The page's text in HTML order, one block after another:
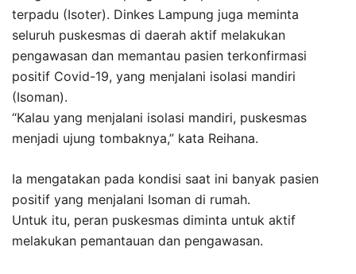
terpadu (Isoter). Dinkes Lampung juga meminta
seluruh puskesmas di daerah aktif melakukan
pengawasan dan memantau pasien terkonfirmasi
positif Covid-19, yang menjalani isolasi mandiri
(Isoman).
“Kalau yang menjalani isolasi mandiri, puskesmas
menjadi ujung tombaknya,” kata Reihana.
Ia mengatakan pada kondisi saat ini banyak pasien
positif yang menjalani Isoman di rumah.
Untuk itu, peran puskesmas diminta untuk aktif
melakukan pemantauan dan pengawasan.